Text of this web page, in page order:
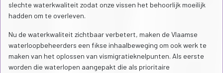
slechte waterkwaliteit zodat onze vissen het behoorlijk moeilijk
hadden om te overleven.
Nu de waterkwaliteit zichtbaar verbetert, maken de Vlaamse
waterloopbeheerders een fikse inhaalbeweging om ook werk te
maken van het oplossen van vismigratieknelpunten. Als eerste
worden die waterlopen aangepakt die als prioritaire